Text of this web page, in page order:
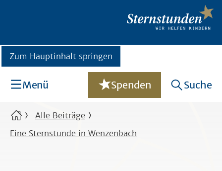
Zum Hauptinhalt springen
Menü Spenden Suche
Alle Beiträge
Eine Sternstunde in Wenzenbach